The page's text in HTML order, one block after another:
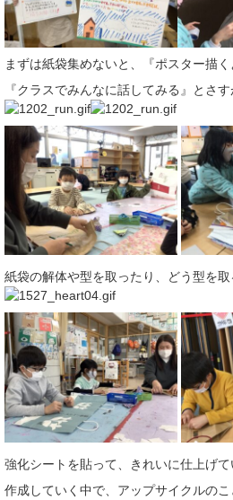
まずは紙袋集めないと、『ポスター描く
『クラスでみんなに話してみる』とさ
紙袋の解体や型を取ったり、どう型を
強化シートを貼って、きれいに仕上げて
作成していく中で、アップサイクルの